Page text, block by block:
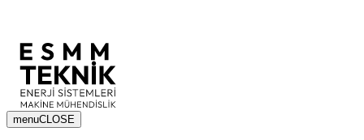
menuCLOSE